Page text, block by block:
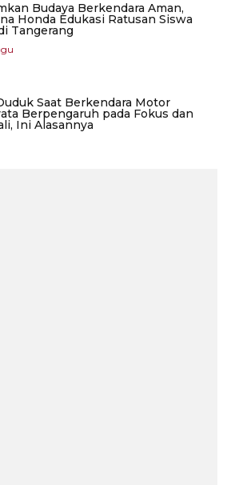
Budaya Berkendara Aman,
Honda Edukasi Ratusan Siswa
Tangerang
Saat Berkendara Motor
Berpengaruh pada Fokus dan
Ini Alasannya